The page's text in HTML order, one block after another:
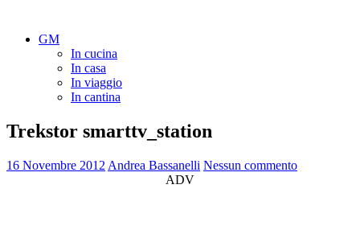
GM
In cucina
In casa
In viaggio
In cantina
Trekstor smarttv_station
16 Novembre 2012 Andrea Bassanelli Nessun commento
ADV